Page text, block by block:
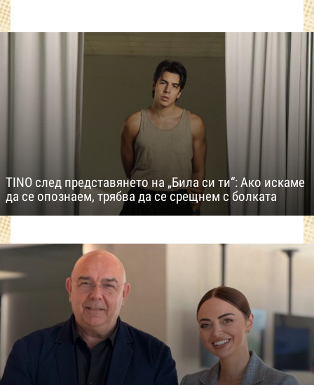
TINO след представянето на „Била си ти“: Ако искаме
да се опознаем, трябва да се срещнем с болката